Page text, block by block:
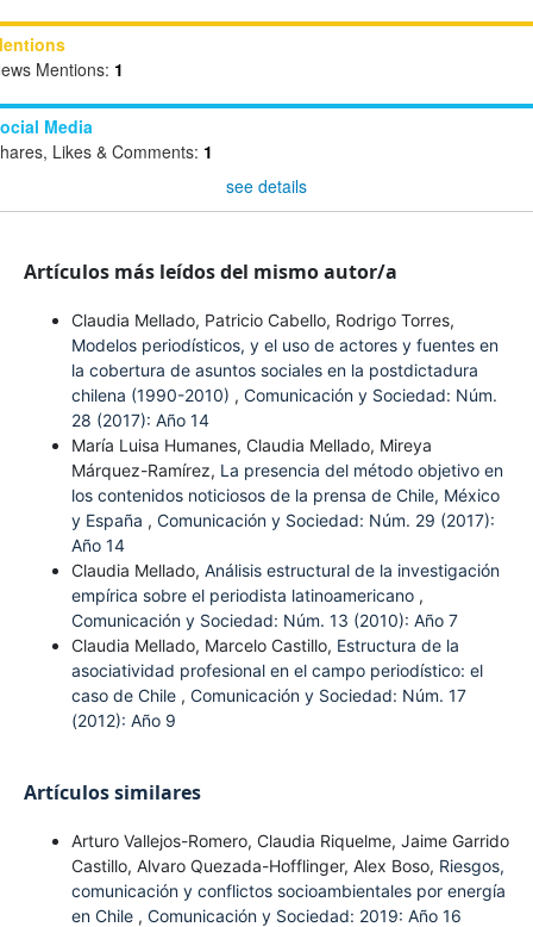
Mentions: 1
Media
Likes & Comments: 1
see details
Artículos más leídos del mismo autor/a
Claudia Mellado, Patricio Cabello, Rodrigo Torres,
Modelos periodísticos, y el uso de actores y fuentes en
la cobertura de asuntos sociales en la postdictadura
chilena (1990-2010) , Comunicación y Sociedad: Núm.
28 (2017): Año 14
María Luisa Humanes, Claudia Mellado, Mireya
Márquez-Ramírez, La presencia del método objetivo en
los contenidos noticiosos de la prensa de Chile, México
y España , Comunicación y Sociedad: Núm. 29 (2017):
Año 14
Claudia Mellado, Análisis estructural de la investigación
empírica sobre el periodista latinoamericano ,
Comunicación y Sociedad: Núm. 13 (2010): Año 7
Claudia Mellado, Marcelo Castillo, Estructura de la
asociatividad profesional en el campo periodístico: el
caso de Chile , Comunicación y Sociedad: Núm. 17
(2012): Año 9
Artículos similares
Arturo Vallejos-Romero, Claudia Riquelme, Jaime Garrido
Castillo, Alvaro Quezada-Hofflinger, Alex Boso, Riesgos,
comunicación y conflictos socioambientales por energía
en Chile , Comunicación y Sociedad: 2019: Año 16